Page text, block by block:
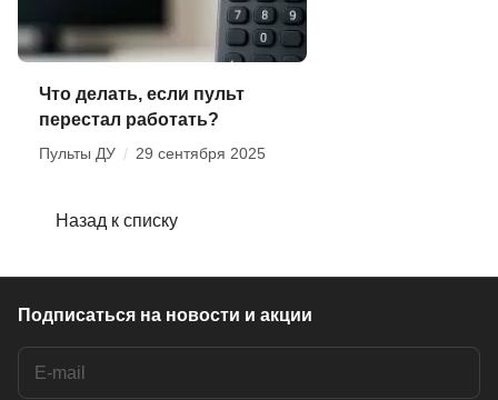
Что делать, если пульт
перестал работать?
Пульты ДУ / 29 сентября 2025
Назад к списку
Подписаться на новости и акции